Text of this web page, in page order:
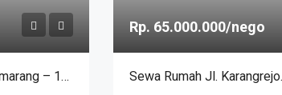
Jual Rumah Jl.Siranda. Gajah Mungkur. Semarang – 11278
Rp. 65.000.000/nego